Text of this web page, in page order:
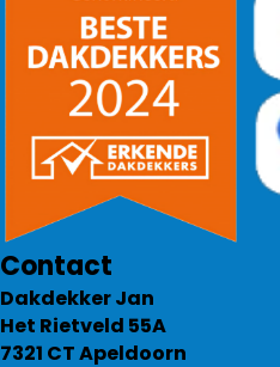
Contact
Dakdekker Jan
Het Rietveld 55A
7321 CT Apeldoorn